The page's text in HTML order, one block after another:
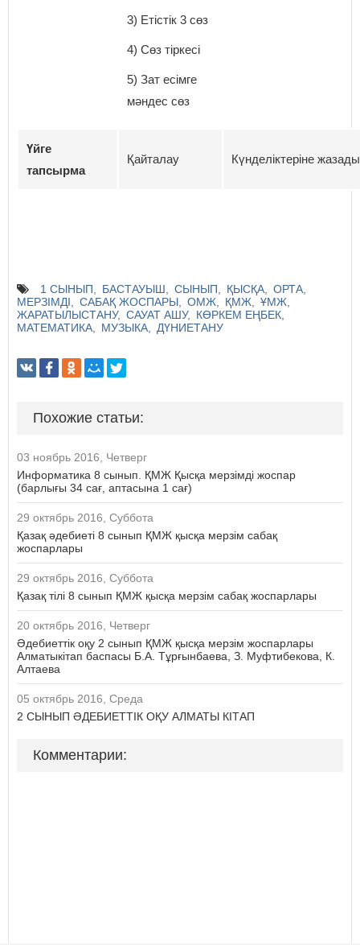
3) Етістік 3 сөз
4) Сөз тіркесі
5) Зат есімге
мәндес сөз
Үйге
тапсырма
Қайталау Күнделіктеріне жазады
1 СЫНЫП БАСТАУЫШ СЫНЫП ҚЫСҚА
ОРТА
МЕРЗІМДІ
САБАҚ ЖОСПАРЫ ОМЖ ҚМЖ
ҰМЖ
ЖАРАТЫЛЫСТАНУ
САУАТ АШУ
КӨРКЕМ ЕҢБЕК
МАТЕМАТИКА
МУЗЫКА ДҮНИЕТАНУ
Похожие статьи:
03 ноябрь 2016, Четверг
Информатика 8 сынып. ҚМЖ Қысқа мерзімді жоспар
(барлығы 34 сағ, аптасына 1 сағ)
29 октябрь 2016, Суббота
Қазақ әдебиеті 8 сынып ҚМЖ қысқа мерзім сабақ
жоспарлары
29 октябрь 2016, Суббота
Қазақ тілі 8 сынып ҚМЖ қысқа мерзім сабақ жоспарлары
20 октябрь 2016, Четверг
Әдебиеттік оқу 2 сынып ҚМЖ қысқа мерзім жоспарлары
Алматыкітап баспасы Б.А. Тұрғынбаева, З. Муфтибекова, К.
Алтаева
05 октябрь 2016, Среда
2 СЫНЫП ӘДЕБИЕТТІК ОҚУ АЛМАТЫ КІТАП
Комментарии: